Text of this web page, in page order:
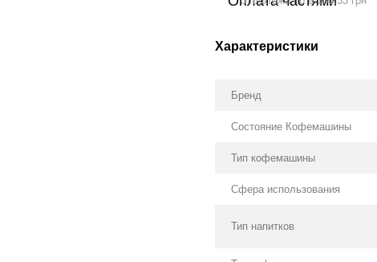
Характеристики
Бренд
Состояние Кофемашины
Тип кофемашины
Сфера использования
Тип напитков